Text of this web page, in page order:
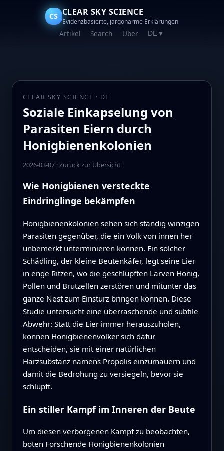
CS CLEAR SKY SCIENCE
Evidenzbasierte, jargonarme Erklärungen
Artikel Search Über DE▼
CLEAR SKY SCIENCE · DE
Soziale Einkapselung von
Parasiten Eiern durch
Honigbienenkolonien
2026-03-07·Zurück zur Übersicht
Wie Honigbienen versteckte
Eindringlinge bekämpfen
Honigbienenkolonien sehen sich ständig winzigen
Parasiten gegenüber, die ein Volk von innen her
unbemerkt unterminieren können. Ein solcher
Schädling, der kleine Beutenkäfer, legt seine Eier
in enge Ritzen, wo die geschlüpften Larven Honig,
Pollen und Brutzellen zerstören und mitunter das
ganze Nest zum Einsturz bringen können. Diese
Studie untersucht eine überraschende und subtile
Abwehr: Statt die Eier immer herauszuholen,
können Honigbienenvölker sich dafür
entscheiden, sie mit einer natürlichen
Harzsubstanz namens Propolis einzumauern und
damit die Bedrohung zu versiegeln, bevor sie
schlüpft.
Ein stiller Kampf im Inneren der Beute
Um diesen verborgenen Kampf zu beobachten,
boten Forschende Honigbienenkolonien